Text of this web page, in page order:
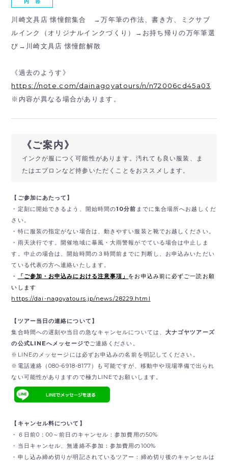
川崎文具店 懐憧館集合 →万年筆の作法、書き方、ミクサブ
ルインク（オリジナルインクづくり）→お持ち帰りの万年筆選
び→川崎文具店 懐憧館解散
《過去のようす》
https://note.com/dainagoyatours/n/n72006cd45a03
※内容が異なる場合があります。
《ご案内》
インクが服につく可能性があります。汚れても良い服装、ま
たはエプロンなど持参いただくことをおススメします。
【ご参加にあたって】
・定刻に開始できるよう、開始時間の10分前 までに集合場所へお越しくだ
さい。
・特に服装の指定がない場合は、動きやすい服装と靴でお越しください。
・雨天決行です。開催地域に暴風・大雨警報がでている場合は中止しま
す。中止の場合は、開始時間の３時間前までに判断し、お申込みいただい
ている代表の方へ連絡いたします。
・
「ご参加・お申込みにおける注意事項」 をお申込み前に必ずご一読お願
いします
https://dai-nagoyatours.jp/news/28229.html
【ツアー当日の連絡について】
集合時間への遅刻や当日の急なキャンセルについては、 大ナゴヤツアーズ
の公式LINEへメッセージでご連絡ください。
※LINEのメッセージには必ずお申込みの名前を明記してください。
※電話連絡（080-6918-8177）も可能ですが、移動中や現場準備で出られ
ない可能性がありますので極力LINEでお願いします。
【キャンセル料について】
・６日前0：00～前日のキャンセル：参加費用の50%
・当日キャンセル、無連絡不参加：参加費用の100%
・申し込み締め切りが明記されているツアー：締め切り後のキャンセルは